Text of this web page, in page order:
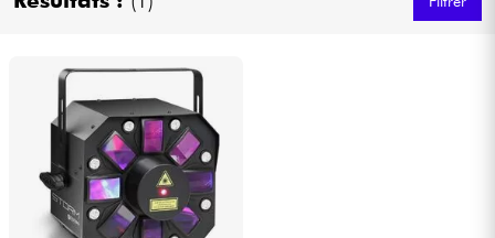
Home Studio
Casques
Micros & HF